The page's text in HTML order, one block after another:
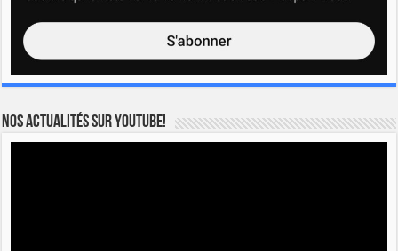
Nos actualités sur YOUTUBE!